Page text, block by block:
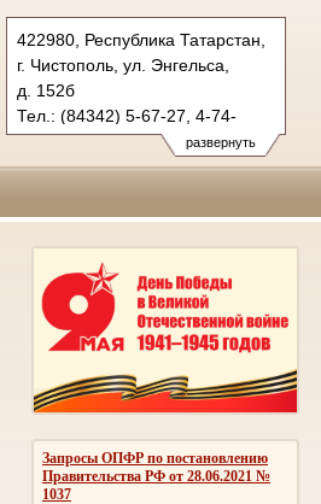
развернуть
422980, Республика Татарстан,
г. Чистополь, ул. Энгельса,
д. 152б
Тел.: (84342) 5-67-27, 4-74-
82 (ф.)
chistopolsky.tat@sudrf.ru
Запросы ОПФР по постановлению
Правительства РФ от 28.06.2021 №
1037